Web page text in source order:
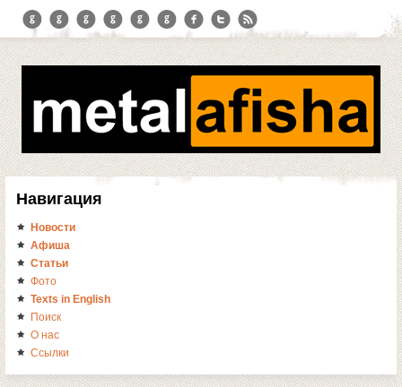
Навигация
Новости
Афиша
Статьи
Фото
Texts in English
Поиск
О нас
Ссылки